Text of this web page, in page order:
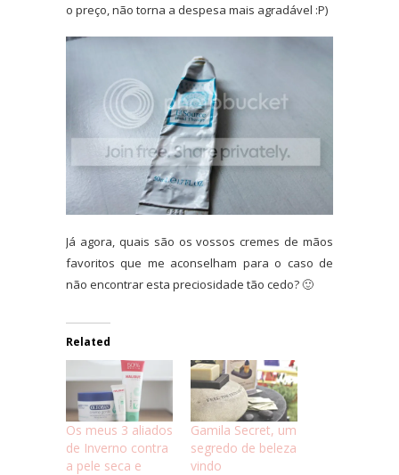
o preço, não torna a despesa mais agradável :P)
Já agora, quais são os vossos cremes de mãos
favoritos que me aconselham para o caso de
não encontrar esta preciosidade tão cedo? 🙂
Related
Os meus 3 aliados
de Inverno contra
a pele seca e
Gamila Secret, um
segredo de beleza
vindo